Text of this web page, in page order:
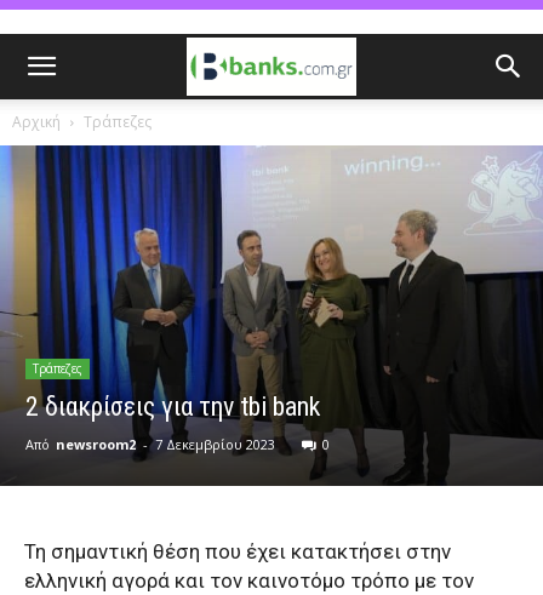
Αρχική Τράπεζες
Τράπεζες
2 διακρίσεις για την tbi bank
Από newsroom2 - 7 Δεκεμβρίου 2023 0
Τη σημαντική θέση που έχει κατακτήσει στην
ελληνική αγορά και τον καινοτόμο τρόπο με τον